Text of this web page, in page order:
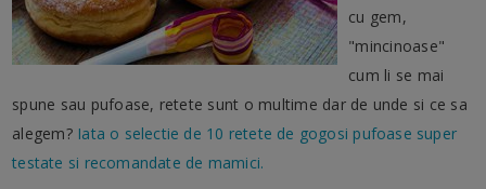
cu gem,
"mincinoase"
cum li se mai
spune sau pufoase, retete sunt o multime dar de unde si ce sa
alegem? Iata o selectie de 10 retete de gogosi pufoase super
testate si recomandate de mamici.